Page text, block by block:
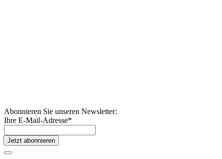
Abonnieren Sie unseren Newsletter:
Ihre E-Mail-Adresse*
Jetzt abonnieren